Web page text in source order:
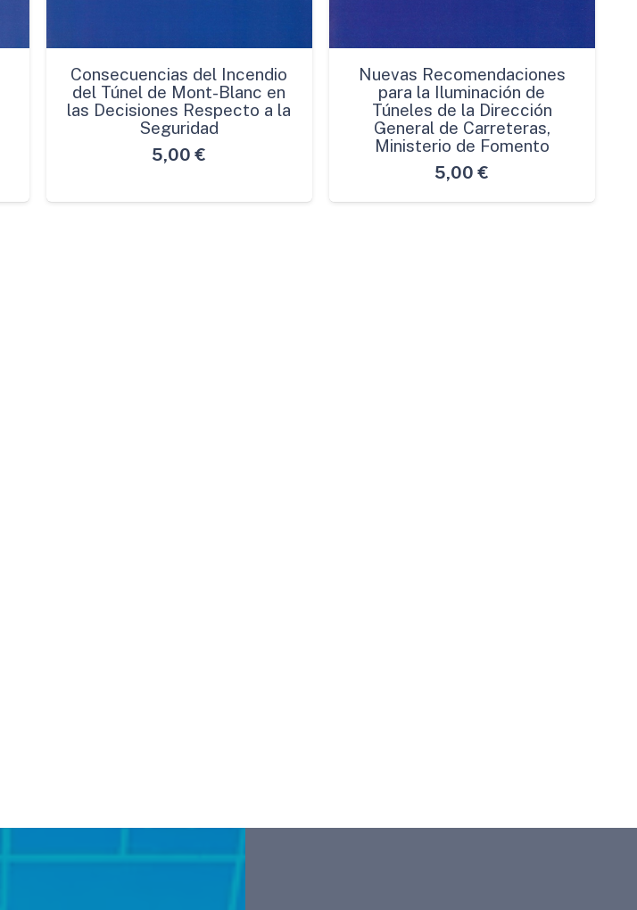
Consecuencias del Incendio
del Túnel de Mont-Blanc en
las Decisiones Respecto a la
Seguridad
5,00 €
Nuevas Recomendaciones
para la Iluminación de
Túneles de la Dirección
General de Carreteras,
Ministerio de Fomento
5,00 €